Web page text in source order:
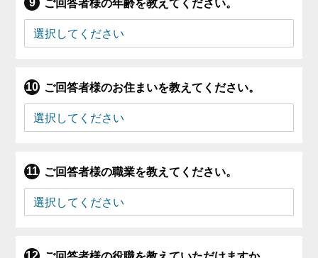
ご回答者様の年齢を教えてください。
ご回答者様のお住まいを教えてください。
ご回答者様の職業を教えてください。